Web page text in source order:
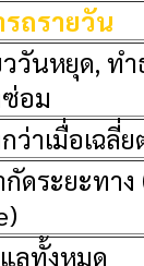
รถรายวัน
วันหยุด, ท
อม
ว่าเมื่อเฉลี่
ดระยะทา
ลทั้งหมด